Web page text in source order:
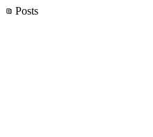
Posts